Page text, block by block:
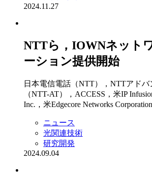
2024.11.27
NTTら，IOWNネット
ーション提供開始
日本電信電話（NTT），NTTアドバ
（NTT-AT），ACCESS，米IP
Inc.，米Edgecore Networks
ニュース
光関連技術
研究開発
2024.09.04